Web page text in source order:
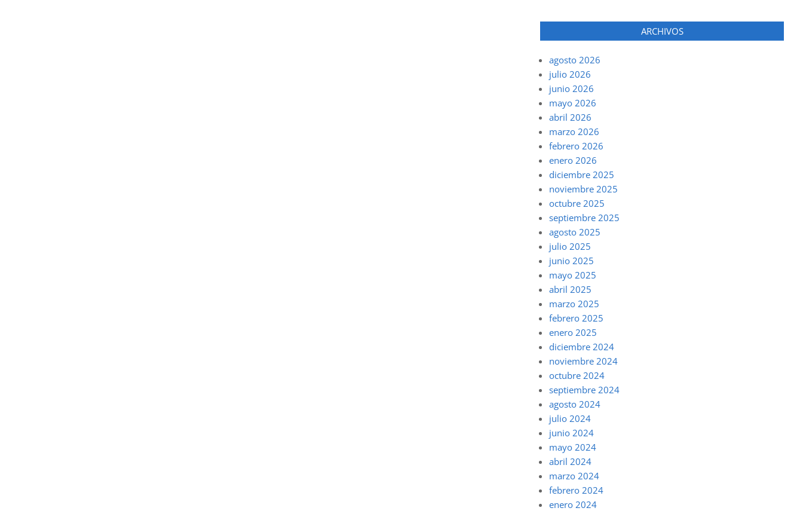
ARCHIVOS
agosto 2026
julio 2026
junio 2026
mayo 2026
abril 2026
marzo 2026
febrero 2026
enero 2026
diciembre 2025
noviembre 2025
octubre 2025
septiembre 2025
agosto 2025
julio 2025
junio 2025
mayo 2025
abril 2025
marzo 2025
febrero 2025
enero 2025
diciembre 2024
noviembre 2024
octubre 2024
septiembre 2024
agosto 2024
julio 2024
junio 2024
mayo 2024
abril 2024
marzo 2024
febrero 2024
enero 2024